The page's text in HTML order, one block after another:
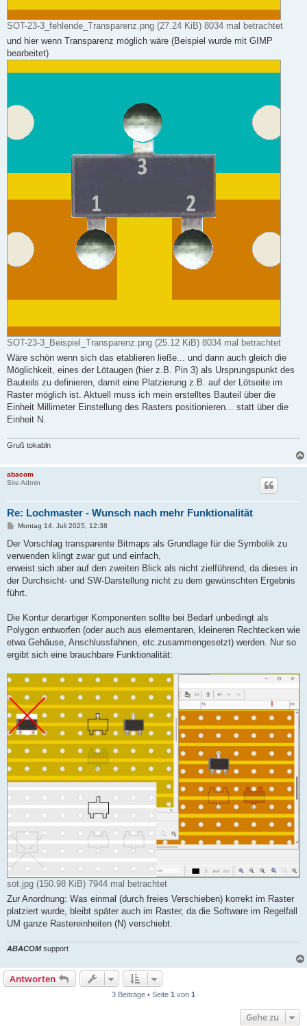
SOT-23-3_fehlende_Transparenz.png (27.24 KiB) 8034 mal betrachtet
und hier wenn Transparenz möglich wäre (Beispiel wurde mit GIMP
bearbeitet)
SOT-23-3_Beispiel_Transparenz.png (25.12 KiB) 8034 mal betrachtet
Wäre schön wenn sich das etablieren ließe... und dann auch gleich die
Möglichkeit, eines der Lötaugen (hier z.B. Pin 3) als Ursprungspunkt des
Bauteils zu definieren, damit eine Platzierung z.B. auf der Lötseite im
Raster möglich ist. Aktuell muss ich mein erstelltes Bauteil über die
Einheit Millimeter Einstellung des Rasters positionieren... statt über die
Einheit N.
Gruß tokabln
abacom
Site Admin
Re: Lochmaster - Wunsch nach mehr Funktionalität
B
i
r
a
Montag 14. Juli 2025, 12:38
Der Vorschlag transparente Bitmaps als Grundlage für die Symbolik zu
verwenden klingt zwar gut und einfach,
erweist sich aber auf den zweiten Blick als nicht zielführend, da dieses in
der Durchsicht- und SW-Darstellung nicht zu dem gewünschten Ergebnis
führt.
Die Kontur derartiger Komponenten sollte bei Bedarf unbedingt als
Polygon entworfen (oder auch aus elementaren, kleineren Rechtecken wie
etwa Gehäuse, Anschlussfahnen, etc.zusammengesetzt) werden. Nur so
ergibt sich eine brauchbare Funktionalität:
sot.jpg (150.98 KiB) 7944 mal betrachtet
Zur Anordnung: Was einmal (durch freies Verschieben) korrekt im Raster
platziert wurde, bleibt später auch im Raster, da die Software im Regelfall
UM ganze Rastereinheiten (N) verschiebt.
ABACOMsupport
Antworten
3 Beiträge • Seite 1 von 1
Gehe zu